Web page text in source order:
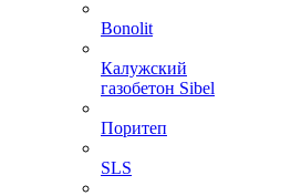
Bonolit
Калужский
газобетон Sibel
Поритеп
SLS